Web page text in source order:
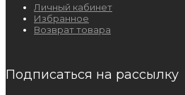
Личный кабинет
Избранное
Возврат товара
Подписаться на рассылку